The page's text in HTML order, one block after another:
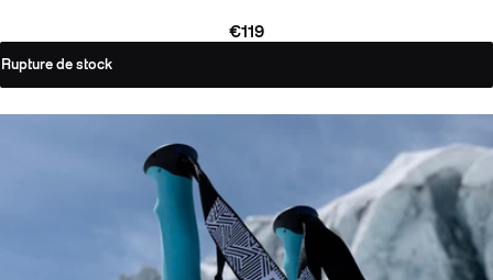
€119
Rupture de stock